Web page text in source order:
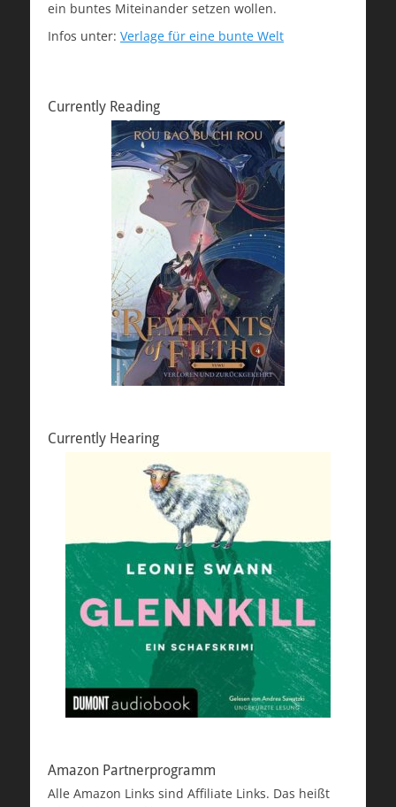
ein buntes Miteinander setzen wollen.
Infos unter: Verlage für eine bunte Welt
Currently Reading
Currently Hearing
Amazon Partnerprogramm
Alle Amazon Links sind Affiliate Links. Das heißt